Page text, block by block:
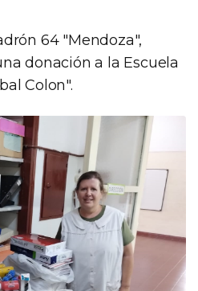
64 "Mendoza",
donación a la Escuela
Colon".